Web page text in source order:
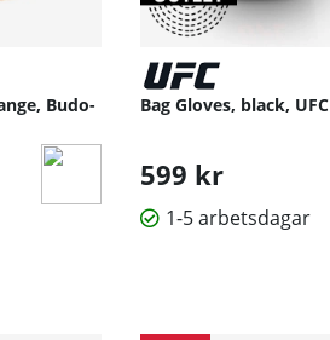
Budo- Bag Gloves, black, UFC
599 kr
1-5 arbetsdagar